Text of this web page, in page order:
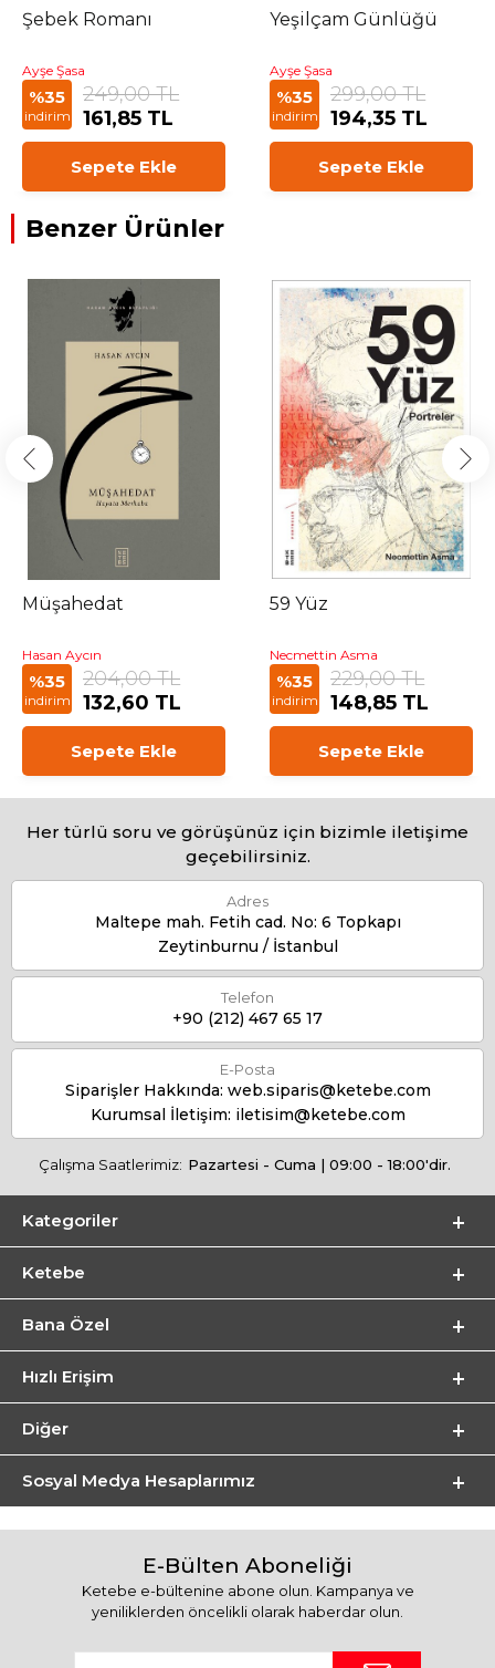
Şebek Romanı
Ayşe Şasa
%35
indirim
249,00 TL
161,85 TL
Sepete Ekle
Yeşilçam Günlüğü
Ayşe Şasa
%35
indirim
299,00 TL
194,35 TL
Sepete Ekle
Benzer Ürünler
Müşahedat
Hasan Aycın
%35
indirim
204,00 TL
132,60 TL
Sepete Ekle
59 Yüz
Necmettin Asma
%35
indirim
229,00 TL
148,85 TL
Sepete Ekle
Her türlü soru ve görüşünüz için bizimle iletişime
geçebilirsiniz.
Adres
Maltepe mah. Fetih cad. No: 6 Topkapı
Zeytinburnu / İstanbul
Telefon
+90 (212) 467 65 17
E-Posta
Siparişler Hakkında: web.siparis@ketebe.com
Kurumsal İletişim: iletisim@ketebe.com
Çalışma Saatlerimiz: Pazartesi - Cuma | 09:00 - 18:00'dir.
Kategoriler
Ketebe
Bana Özel
Hızlı Erişim
Diğer
Sosyal Medya Hesaplarımız
E-Bülten Aboneliği
Ketebe e-bültenine abone olun. Kampanya ve
yeniliklerden öncelikli olarak haberdar olun.